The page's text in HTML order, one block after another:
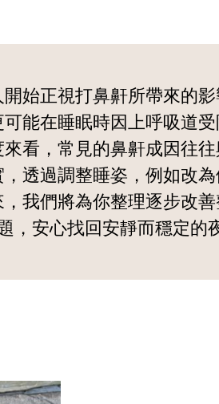
始正視打鼻鼾所帶來的
能在睡眠時因上呼吸道
看，常見的鼻鼾成因往
透過調整睡姿，例如改
我們將為你整理逐步改
安心找回安靜而穩定的